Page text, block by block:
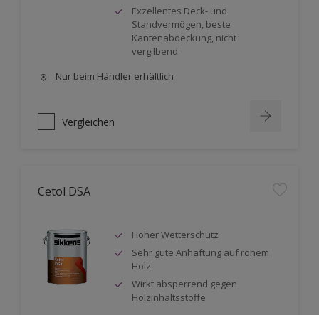
Exzellentes Deck- und
Standvermögen, beste
Kantenabdeckung, nicht
vergilbend
Nur beim Händler erhältlich
Vergleichen
Cetol DSA
Hoher Wetterschutz
Sehr gute Anhaftung auf rohem
Holz
Wirkt absperrend gegen
Holzinhaltsstoffe